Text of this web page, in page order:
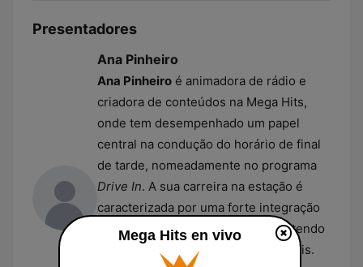
Presentadores
Ana Pinheiro
Ana Pinheiro é animadora de rádio e
criadora de conteúdos na Mega Hits,
onde tem desempenhado um papel
central na condução do horário de final
de tarde, nomeadamente no programa
Drive In. A sua carreira na estação é
caracterizada por uma forte integração
entre a rádio e o meio digital, mantendo
uma presença ativa nas redes sociais.
Mega Hits en vivo